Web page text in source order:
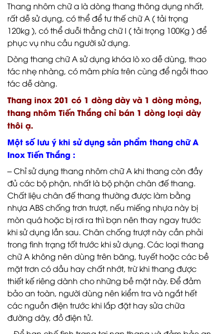
Thang nhôm chữ a là dòng thang thông dụng nhất,
rất dễ sử dụng, có thể để tư thế chữ A ( tải trọng
120kg ), có thể duỗi thẳng chữ I ( tải trọng 100Kg ) để
phục vụ nhu cầu người sử dụng.
Dòng thang chữ A sử dụng khóa lò xo dễ dùng, thao
tác nhẹ nhàng, có mâm phía trên cùng để ngồi thao
tác dễ dàng.
Thang inox 201 có 1 dòng dày và 1 dòng mỏng,
thang nhôm Tiến Thắng chỉ bán 1 dòng loại dày
thôi ạ.
Một số lưu ý khi sử dụng sản phẩm thang chữ A
Inox Tiến Thắng :
– Chỉ sử dụng thang nhôm chữ A khi thang còn đầy
đủ các bộ phận, nhất là bộ phận chân đế thang.
Chất liệu chân đế thang thường được làm bằng
nhựa ABS chống trơn trượt, nếu miếng nhựa này bị
mòn quá hoặc bị rơi ra thì bạn nên thay ngay trước
khi sử dụng lần sau. Chân chống trượt này cần phải
trong tình trạng tốt trước khi sử dụng. Các loại thang
chữ A không nên dùng trên băng, tuyết hoặc các bề
mặt trơn có dầu hay chất nhớt, trừ khi thang được
thiết kế riêng dành cho những bề mặt này. Để đảm
bảo an toàn, người dùng nên kiểm tra và ngắt hết
các nguồn điện trước khi lắp đặt hay sửa chữa
đường dây, đồ điện tử.